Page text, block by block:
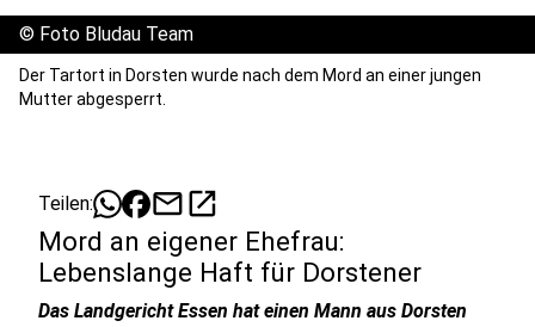
© Foto Bludau Team
Der Tartort in Dorsten wurde nach dem Mord an einer jungen
Mutter abgesperrt.
Teilen: mailopen_in_new
Mord an eigener Ehefrau:
Lebenslange Haft für Dorstener
Das Landgericht Essen hat einen Mann aus Dorsten